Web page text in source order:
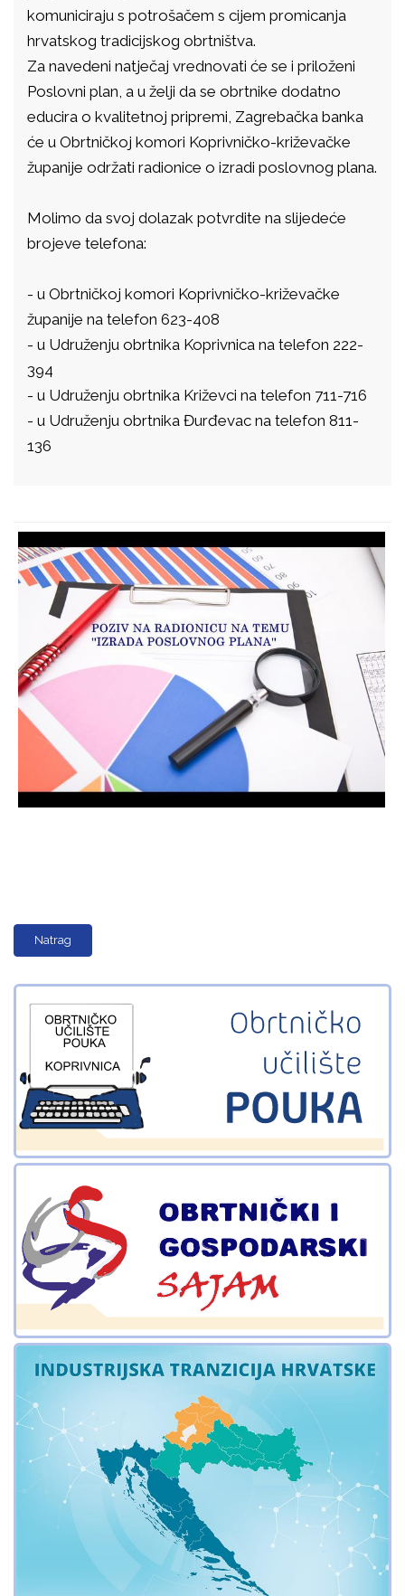
komuniciraju s potrošačem s cijem promicanja
hrvatskog tradicijskog obrtništva.
Za navedeni natječaj vrednovati će se i priloženi
Poslovni plan, a u želji da se obrtnike dodatno
educira o kvalitetnoj pripremi, Zagrebačka banka
će u Obrtničkoj komori Koprivničko-križevačke
županije održati radionice o izradi poslovnog plana.
Molimo da svoj dolazak potvrdite na slijedeće
brojeve telefona:
- u Obrtničkoj komori Koprivničko-križevačke
županije na telefon 623-408
- u Udruženju obrtnika Koprivnica na telefon 222-
394
- u Udruženju obrtnika Križevci na telefon 711-716
- u Udruženju obrtnika Đurđevac na telefon 811-
136
Natrag